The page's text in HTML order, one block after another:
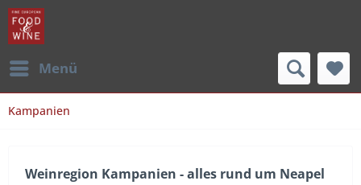
Menü
Kampanien
Weinregion Kampanien - alles rund um Neapel